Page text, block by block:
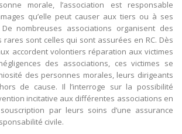
morale, l’association est responsable
qu’elle peut causer aux tiers ou à ses
nombreuses associations organisent des
sont celles qui sont assurées en RC. Dès
accordent volontiers réparation aux victimes
des associations, ces victimes se
des personnes morales, leurs dirigeants
de cause. Il l’interroge sur la possibilité
incitative aux différentes associations en
par leurs soins d’une assurance
civile.